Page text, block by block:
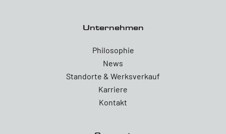
Unternehmen
Philosophie
News
Standorte & Werksverkauf
Karriere
Kontakt